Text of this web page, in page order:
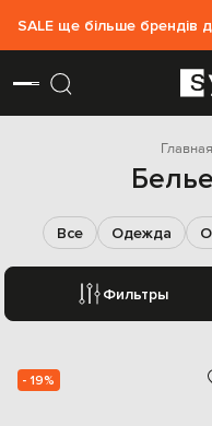
SALE ще більше брендів
Главная
Фильтры
Все Одежда
- 19%